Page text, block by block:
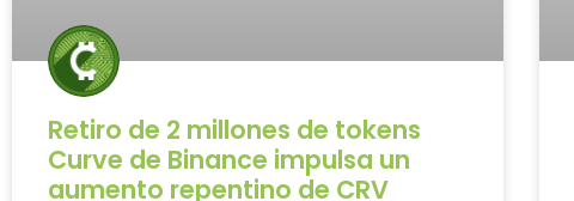
Retiro de 2 millones de tokens
Curve de Binance impulsa un
aumento repentino de CRV